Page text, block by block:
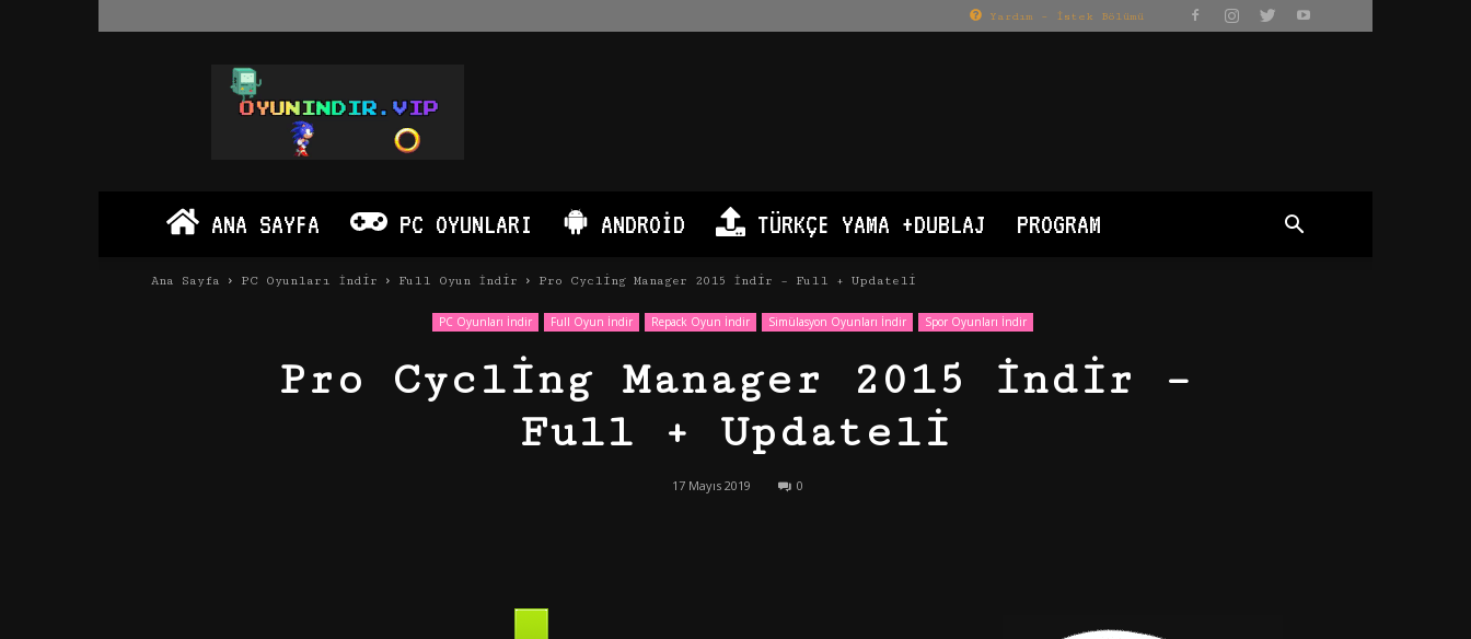
Yardım – İstek Bölümü
Oyun
İndir
PC
Android
ANA SAYFA PC OYUNLARI ANDROID TÜRKÇE YAMA +DUBLAJ PROGRAM
Ana Sayfa PC Oyunları İndir Full Oyun İndir Pro Cycling Manager 2015 İndir – Full + Updateli
PC Oyunları İndir Full Oyun İndir Repack Oyun İndir Simülasyon Oyunları İndir Spor Oyunları İndir
Pro Cycling Manager 2015 İndir –
Full + Updateli
17 Mayıs 2019 0